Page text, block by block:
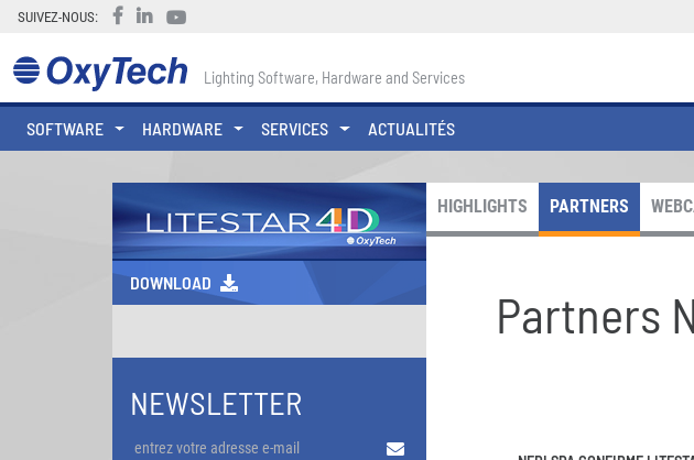
SUIVEZ-NOUS:
Lighting Software, Hardware and Services
SOFTWARE HARDWARE SERVICES ACTUALITÉS
HIGHLIGHTS PARTNERS
Partners
DOWNLOAD
NEWSLETTER